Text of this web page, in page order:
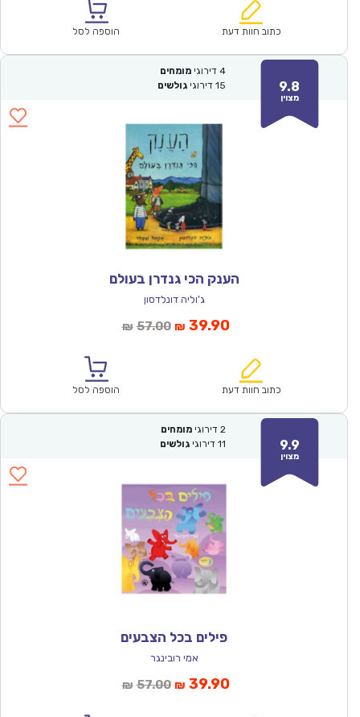
₪60.00.
הוא:
כתוב חוות דעת הוספה לסל
9.8
מצוין
4 דירוגי מומחים
15 דירוגי גולשים
הענק הכי גנדרן בעולם
ג'וליה דונלדסון
₪ 57.00המחיר
₪57.00.
₪ 39.90המחיר
הוא:
כתוב חוות דעת הוספה לסל
9.9
מצוין
2 דירוגי מומחים
11 דירוגי גולשים
פילים בכל הצבעים
אמי רובינגר
₪ 57.00המחיר
₪ 39.90המחיר